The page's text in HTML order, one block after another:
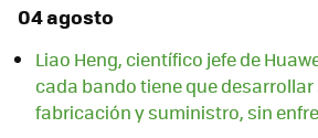
04 agosto
Liao Heng, científico jefe de
cada bando tiene que
fabricación y suministro, sin